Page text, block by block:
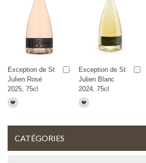
Exception de St
Julien Rosé
2025, 75cl
Exception de St
Julien Blanc
2024, 75cl
CATÉGORIES